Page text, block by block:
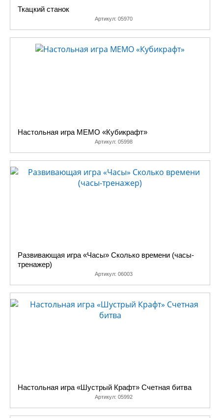
Ткацкий станок
Артикул: 05970
Настольная игра МЕМО «Кубикрафт»
Артикул: 05998
Развивающая игра «Часы» Сколько времени (часы-
тренажер)
Артикул: 06003
Настольная игра «Шустрый Крафт» Счетная битва
Артикул: 05992